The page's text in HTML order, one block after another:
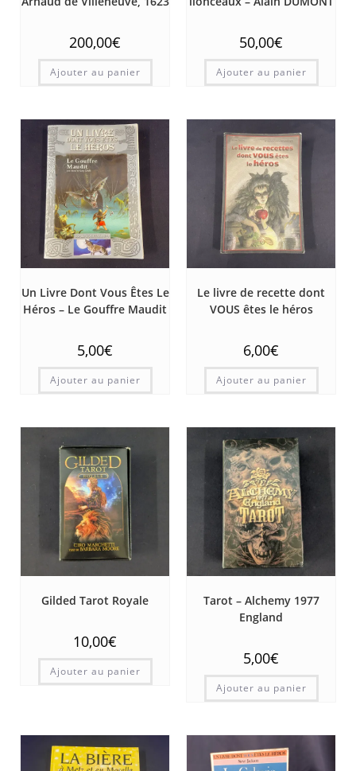
200,00€
Ajouter au panier
50,00€
Ajouter au panier
Un Livre Dont Vous Êtes Le
Héros – Le Gouffre Maudit
5,00€
Ajouter au panier
Le livre de recette dont
VOUS êtes le héros
6,00€
Ajouter au panier
Gilded Tarot Royale
10,00€
Ajouter au panier
Tarot – Alchemy 1977
England
5,00€
Ajouter au panier